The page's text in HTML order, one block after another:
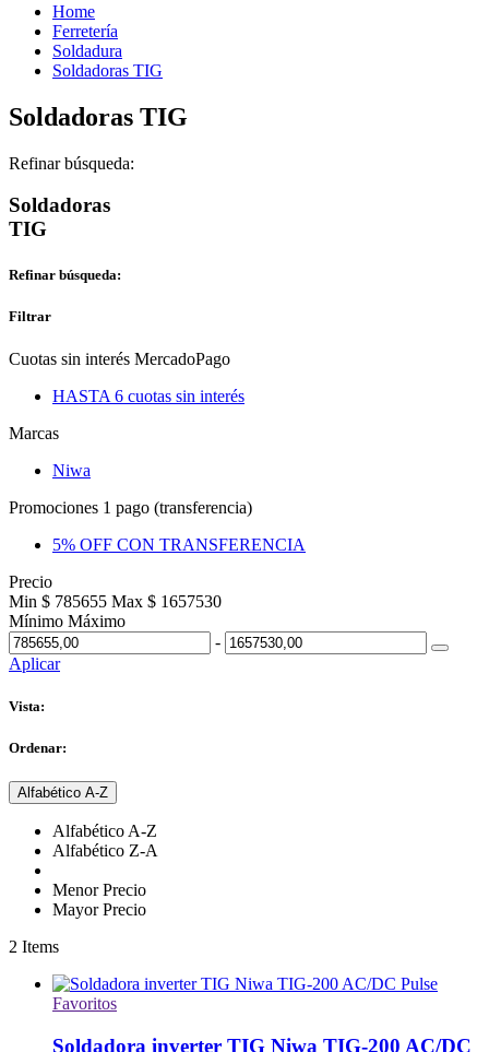
Home
Ferretería
Soldadura
Soldadoras TIG
Soldadoras TIG
Refinar búsqueda:
Soldadoras
TIG
Refinar búsqueda:
Filtrar
Cuotas sin interés MercadoPago
HASTA 6 cuotas sin interés
Marcas
Niwa
Promociones 1 pago (transferencia)
5% OFF CON TRANSFERENCIA
Precio
Min $ 785655 Max $ 1657530
Mínimo Máximo
-
Aplicar
Vista:
Ordenar:
Alfabético A-Z
Alfabético A-Z
Alfabético Z-A
Menor Precio
Mayor Precio
2 Items
Favoritos
Soldadora inverter TIG Niwa TIG-200 AC/DC